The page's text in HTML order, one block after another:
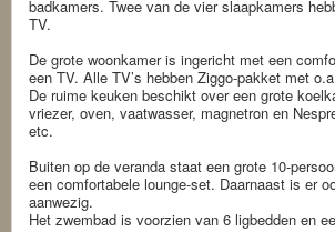
badkamers. Twee van de vier slaapkamers
TV.
De grote woonkamer is ingericht met een
een TV. Alle TV’s hebben Ziggo-pakket met
De ruime keuken beschikt over een grote
vriezer, oven, vaatwasser, magnetron en
etc.
Buiten op de veranda staat een grote 10-
een comfortabele lounge-set. Daarnaast is er
aanwezig.
Het zwembad is voorzien van 6 ligbedden en